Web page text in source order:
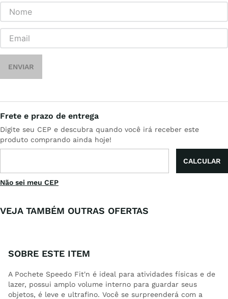
ENVIAR
Não sei meu CEP
VEJA TAMBÉM OUTRAS OFERTAS
SOBRE ESTE ITEM
A Pochete Speedo Fit'n é ideal para atividades físicas e de
lazer, possui amplo volume interno para guardar seus
objetos, é leve e ultrafino. Você se surpreenderá com a